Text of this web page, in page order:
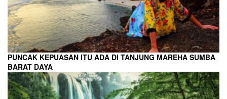
PUNCAK KEPUASAN ITU ADA DI TANJUNG MAREHA SUMBA
BARAT DAYA